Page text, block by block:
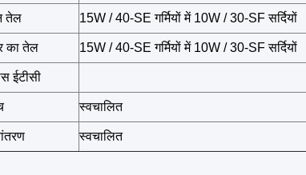
तेल 15W / 40-SE गर्मियों में 10W / 30-SF सर्दियों
का तेल 15W / 40-SE गर्मियों में 10W / 30-SF सर्दियों
ईटीसी
स्वचालित
स्वचालित